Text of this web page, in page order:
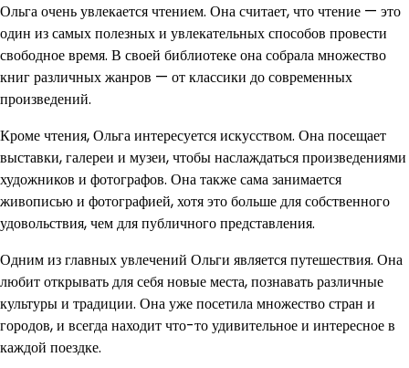
Ольга очень увлекается чтением. Она считает, что чтение — это
один из самых полезных и увлекательных способов провести
свободное время. В своей библиотеке она собрала множество
книг различных жанров — от классики до современных
произведений.
Кроме чтения, Ольга интересуется искусством. Она посещает
выставки, галереи и музеи, чтобы наслаждаться произведениями
художников и фотографов. Она также сама занимается
живописью и фотографией, хотя это больше для собственного
удовольствия, чем для публичного представления.
Одним из главных увлечений Ольги является путешествия. Она
любит открывать для себя новые места, познавать различные
культуры и традиции. Она уже посетила множество стран и
городов, и всегда находит что-то удивительное и интересное в
каждой поездке.